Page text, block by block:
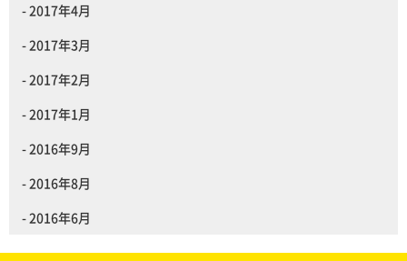
2017年4月
2017年3月
2017年2月
2017年1月
2016年9月
2016年8月
2016年6月